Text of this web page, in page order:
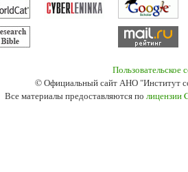
Пользовательское
© Официальный сайт АНО "Институт
Все материалы предоставляются по лицензии